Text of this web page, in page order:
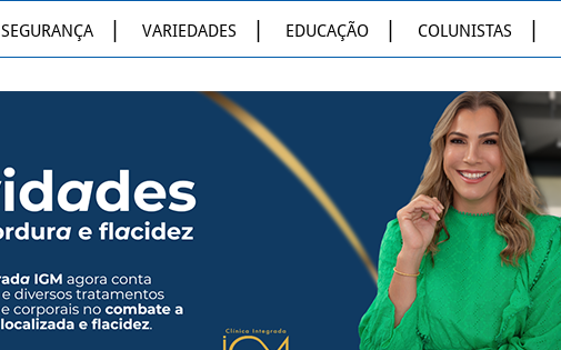
SEGURANÇA VARIEDADES EDUCAÇÃO COLUNISTAS